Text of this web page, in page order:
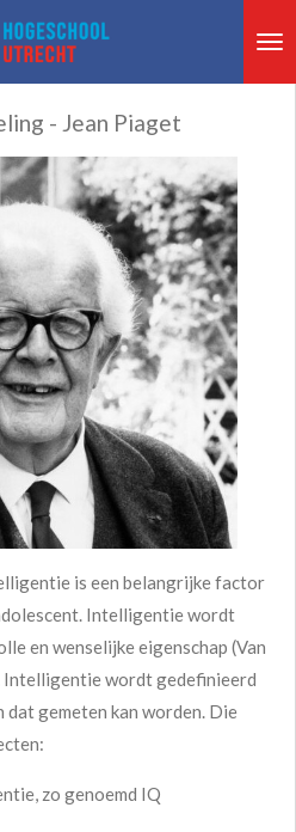
- Jean Piaget
is een belangrijke factor
Intelligentie wordt
en wenselijke eigenschap (Van
Intelligentie wordt gedefinieerd
dat gemeten kan worden. Die
zo genoemd IQ